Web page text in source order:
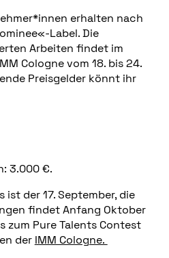
erhalten nach
Label. Die
Arbeiten findet im
Cologne vom 18. bis 24.
Preisgelder könnt ihr
3.000 €.
der 17. September, die
findet Anfang Oktober
zum Pure Talents Contest
der IMM Cologne.